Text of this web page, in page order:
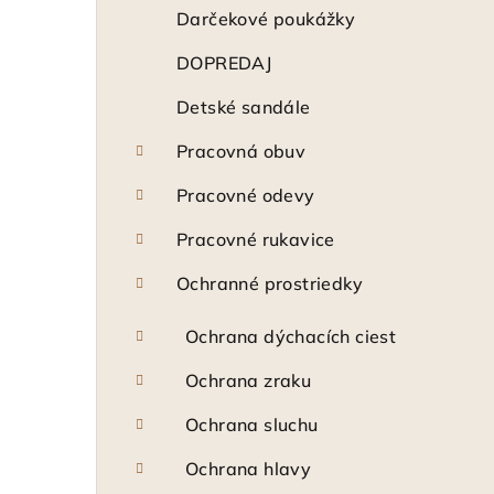
Darčekové poukážky
DOPREDAJ
Detské sandále
Pracovná obuv
Pracovné odevy
Pracovné rukavice
Ochranné prostriedky
Ochrana dýchacích ciest
Ochrana zraku
Ochrana sluchu
Ochrana hlavy